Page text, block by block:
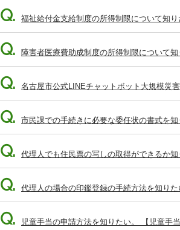
Q. 福祉給付金支給制度の所得制限について知り
Q. 障害者医療費助成制度の所得制限について知
Q. 名古屋市公式LINEチャットボット大規模災
Q. 市民課での手続きに必要な委任状の書式を知
Q. 代理人でも住民票の写しの取得ができるか知
Q. 代理人の場合の印鑑登録の手続方法を知りた
Q. 児童手当の申請方法を知りたい。 【児童手当